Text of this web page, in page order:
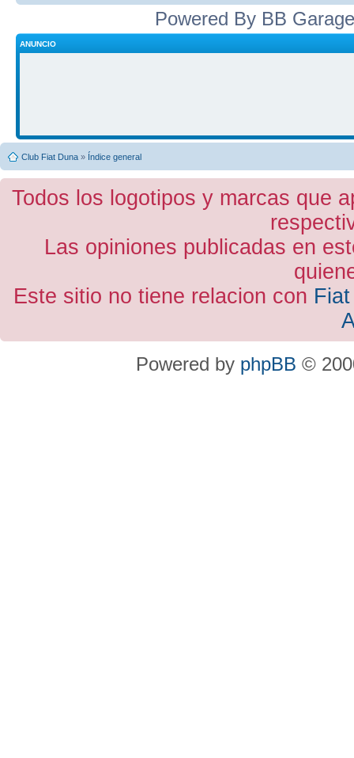
Powered By BB
ANUNCIO
Club Fiat Duna » Índice general
Todos los logotipos y marcas que
Las opiniones publicadas en
Este sitio no tiene relacion con
Powered by phpBB ©